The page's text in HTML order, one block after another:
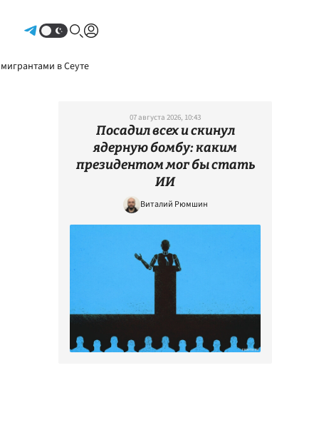
в Сеуте
07 августа 2026, 10:43
Посадил всех и скинул
ядерную бомбу: каким
президентом мог бы стать
ИИ
Виталий Рюмшин